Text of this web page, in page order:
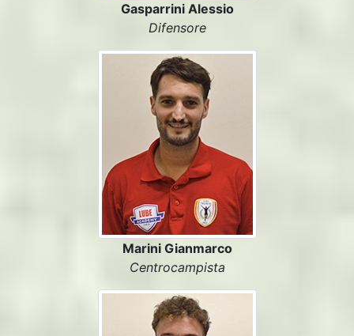
Gasparrini Alessio
Difensore
Marini Gianmarco
Centrocampista